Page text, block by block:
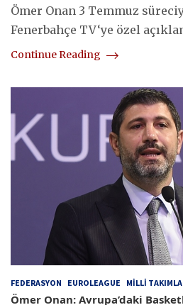
Ömer Onan 3 Temmuz
Fenerbahçe TV‘ye özel
Continue Reading
FEDERASYON EUROLEAGUE MILLI
Ömer Onan: Avrupa’daki